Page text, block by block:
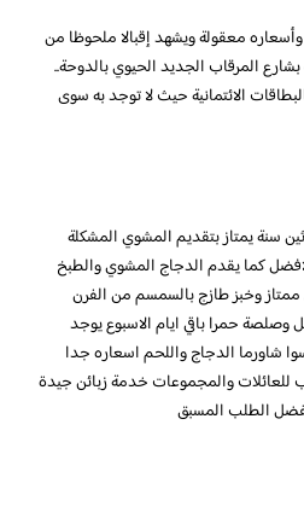
معقولة ويشهد إقبالا ملحوظا من
المرقاب الجديد الحيوي بالدوحة..
الائتمانية حيث لا توجد به سوى
سنة يمتاز بتقديم المشوي المشكلة
كما يقدم الدجاج المشوي والطبخ
ممتاز وخبز طازج بالسمسم من الفرن
حمرا باقي ايام الاسبوع يوجد
شاورما الدجاج واللحم اسعاره جدا
للعائلات والمجموعات خدمة زبائن جيدة
الطلب المسبق